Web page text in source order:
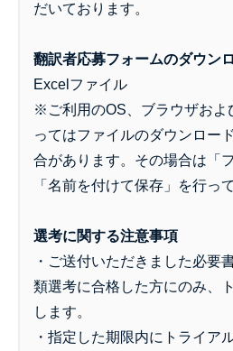
だいております。
翻訳者応募フォームのダウン
Excelファイル
※ご利用のOS、ブラウザおよ
ってはファイルのダウンロー
合があります。その場合は「
「名前を付けて保存」を行っ
選考に関する注意事項
・ご送付いただきました必要
類選考に合格した方にのみ、
します。
・指定した期限内にトライア